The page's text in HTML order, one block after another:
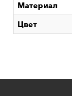
Материал
Цвет